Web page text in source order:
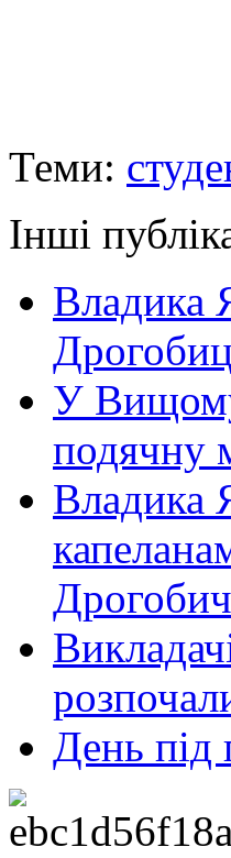
Теми:
Інші
Владика
У
подячну
Владика
День